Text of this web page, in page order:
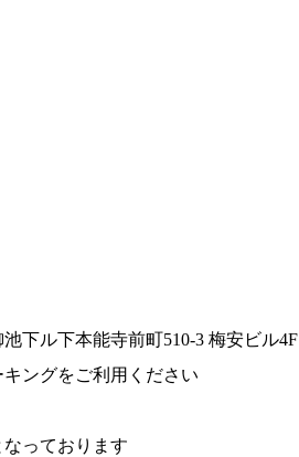
下ル下本能寺前町510-3 梅安ビル4F
ングをご利用ください
っております